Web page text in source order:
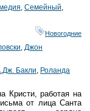
, Семейный,
Новогодние
, Джон
Бакли, Роланда
Кристи, работая на
от лица Санта